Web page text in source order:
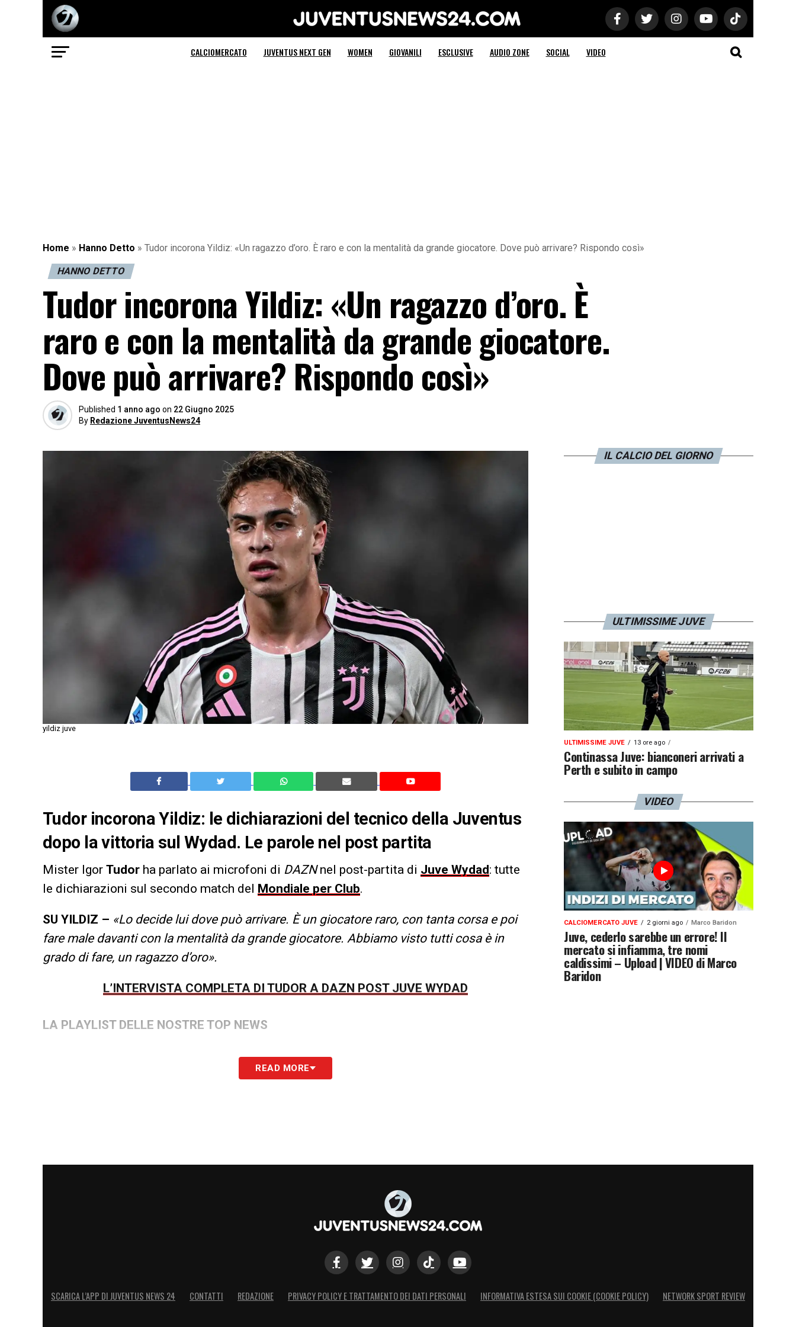
Juventus News 24
CALCIOMERCATO JUVENTUS NEXT GEN WOMEN GIOVANILI ESCLUSIVE AUDIO ZONE SOCIAL VIDEO
Home » Hanno Detto » Tudor incorona Yildiz: «Un ragazzo d’oro. È raro e con la mentalità da grande giocatore. Dove può arrivare? Rispondo così»
HANNO DETTO
Tudor incorona Yildiz: «Un ragazzo d’oro. È
raro e con la mentalità da grande giocatore.
Dove può arrivare? Rispondo così»
Published 1 anno ago on 22 Giugno 2025
By Redazione JuventusNews24
yildiz juve
Tudor incorona Yildiz: le dichiarazioni del tecnico della Juventus
dopo la vittoria sul Wydad. Le parole nel post partita
Mister Igor Tudor ha parlato ai microfoni di DAZNnel post-partita di Juve Wydad: tutte
le dichiarazioni sul secondo match del Mondiale per Club.
SU YILDIZ – «Lo decide lui dove può arrivare. È un giocatore raro, con tanta corsa e poi
fare male davanti con la mentalità da grande giocatore. Abbiamo visto tutti cosa è in
grado di fare, un ragazzo d’oro».
L’INTERVISTA COMPLETA DI TUDOR A DAZN POST JUVE WYDAD
LA PLAYLIST DELLE NOSTRE TOP NEWS
READ MORE
IL CALCIO DEL GIORNO
ULTIMISSIME JUVE
ULTIMISSIME JUVE 13 ore ago
Continassa Juve: bianconeri arrivati a
Perth e subito in campo
VIDEO
CALCIOMERCATO JUVE 2 giorni ago Marco Baridon
Juve, cederlo sarebbe un errore! Il
mercato si infiamma, tre nomi
caldissimi – Upload | VIDEO di Marco
Baridon
SCARICA L’APP DI JUVENTUS NEWS 24 CONTATTI REDAZIONE PRIVACY POLICY E TRATTAMENTO DEI DATI PERSONALI INFORMATIVA ESTESA SUI COOKIE (COOKIE POLICY) NETWORK SPORT REVIEW